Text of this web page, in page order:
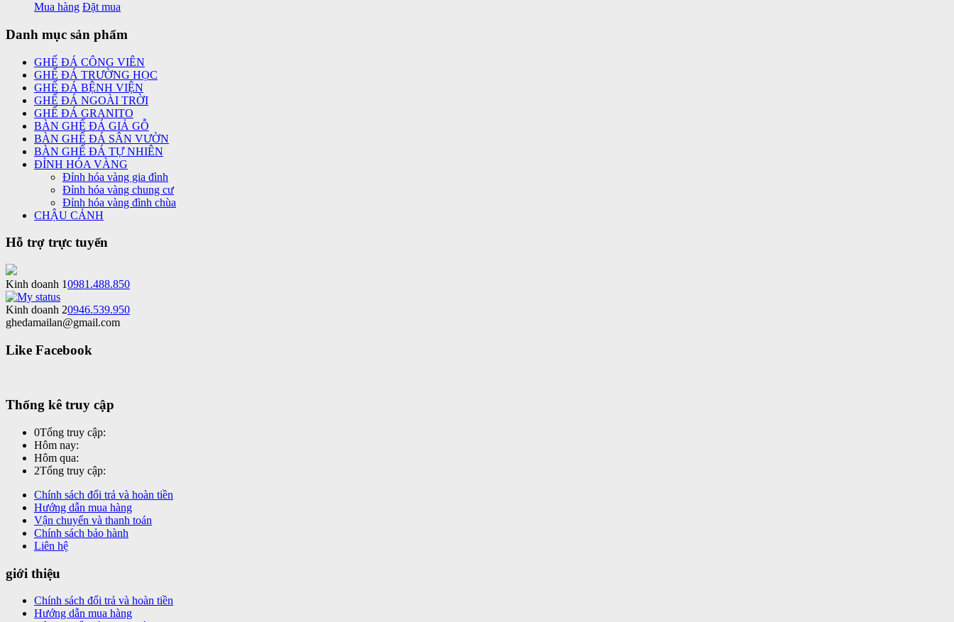
Mua hàng Đặt mua
Danh mục sản phẩm
GHẾ ĐÁ CÔNG VIÊN
GHẾ ĐÁ TRƯỜNG HỌC
GHẾ ĐÁ BỆNH VIỆN
GHẾ ĐÁ NGOÀI TRỜI
GHẾ ĐÁ GRANITO
BÀN GHẾ ĐÁ GIẢ GỖ
BÀN GHẾ ĐÁ SÂN VƯỜN
BÀN GHẾ ĐÁ TỰ NHIÊN
ĐỈNH HÓA VÀNG
Đỉnh hóa vàng gia đình
Đỉnh hóa vàng chung cư
Đỉnh hóa vàng đình chùa
CHẬU CẢNH
Hỗ trợ trực tuyến
Kinh doanh 10981.488.850
Kinh doanh 20946.539.950
ghedamailan@gmail.com
Like Facebook
Thống kê truy cập
0Tổng truy cập:
Hôm nay:
Hôm qua:
2Tổng truy cập:
Chính sách đổi trả và hoàn tiền
Hướng dẫn mua hàng
Vận chuyển và thanh toán
Chính sách bảo hành
Liên hệ
giới thiệu
Chính sách đổi trả và hoàn tiền
Hướng dẫn mua hàng